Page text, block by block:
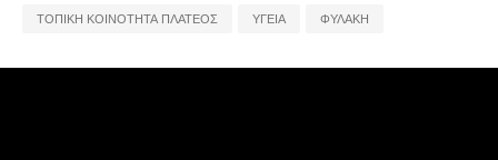
ΤΟΠΙΚΗ ΚΟΙΝΟΤΗΤΑ ΠΛΑΤΕΟΣ
ΥΓΕΙΑ ΦΥΛΑΚΗ